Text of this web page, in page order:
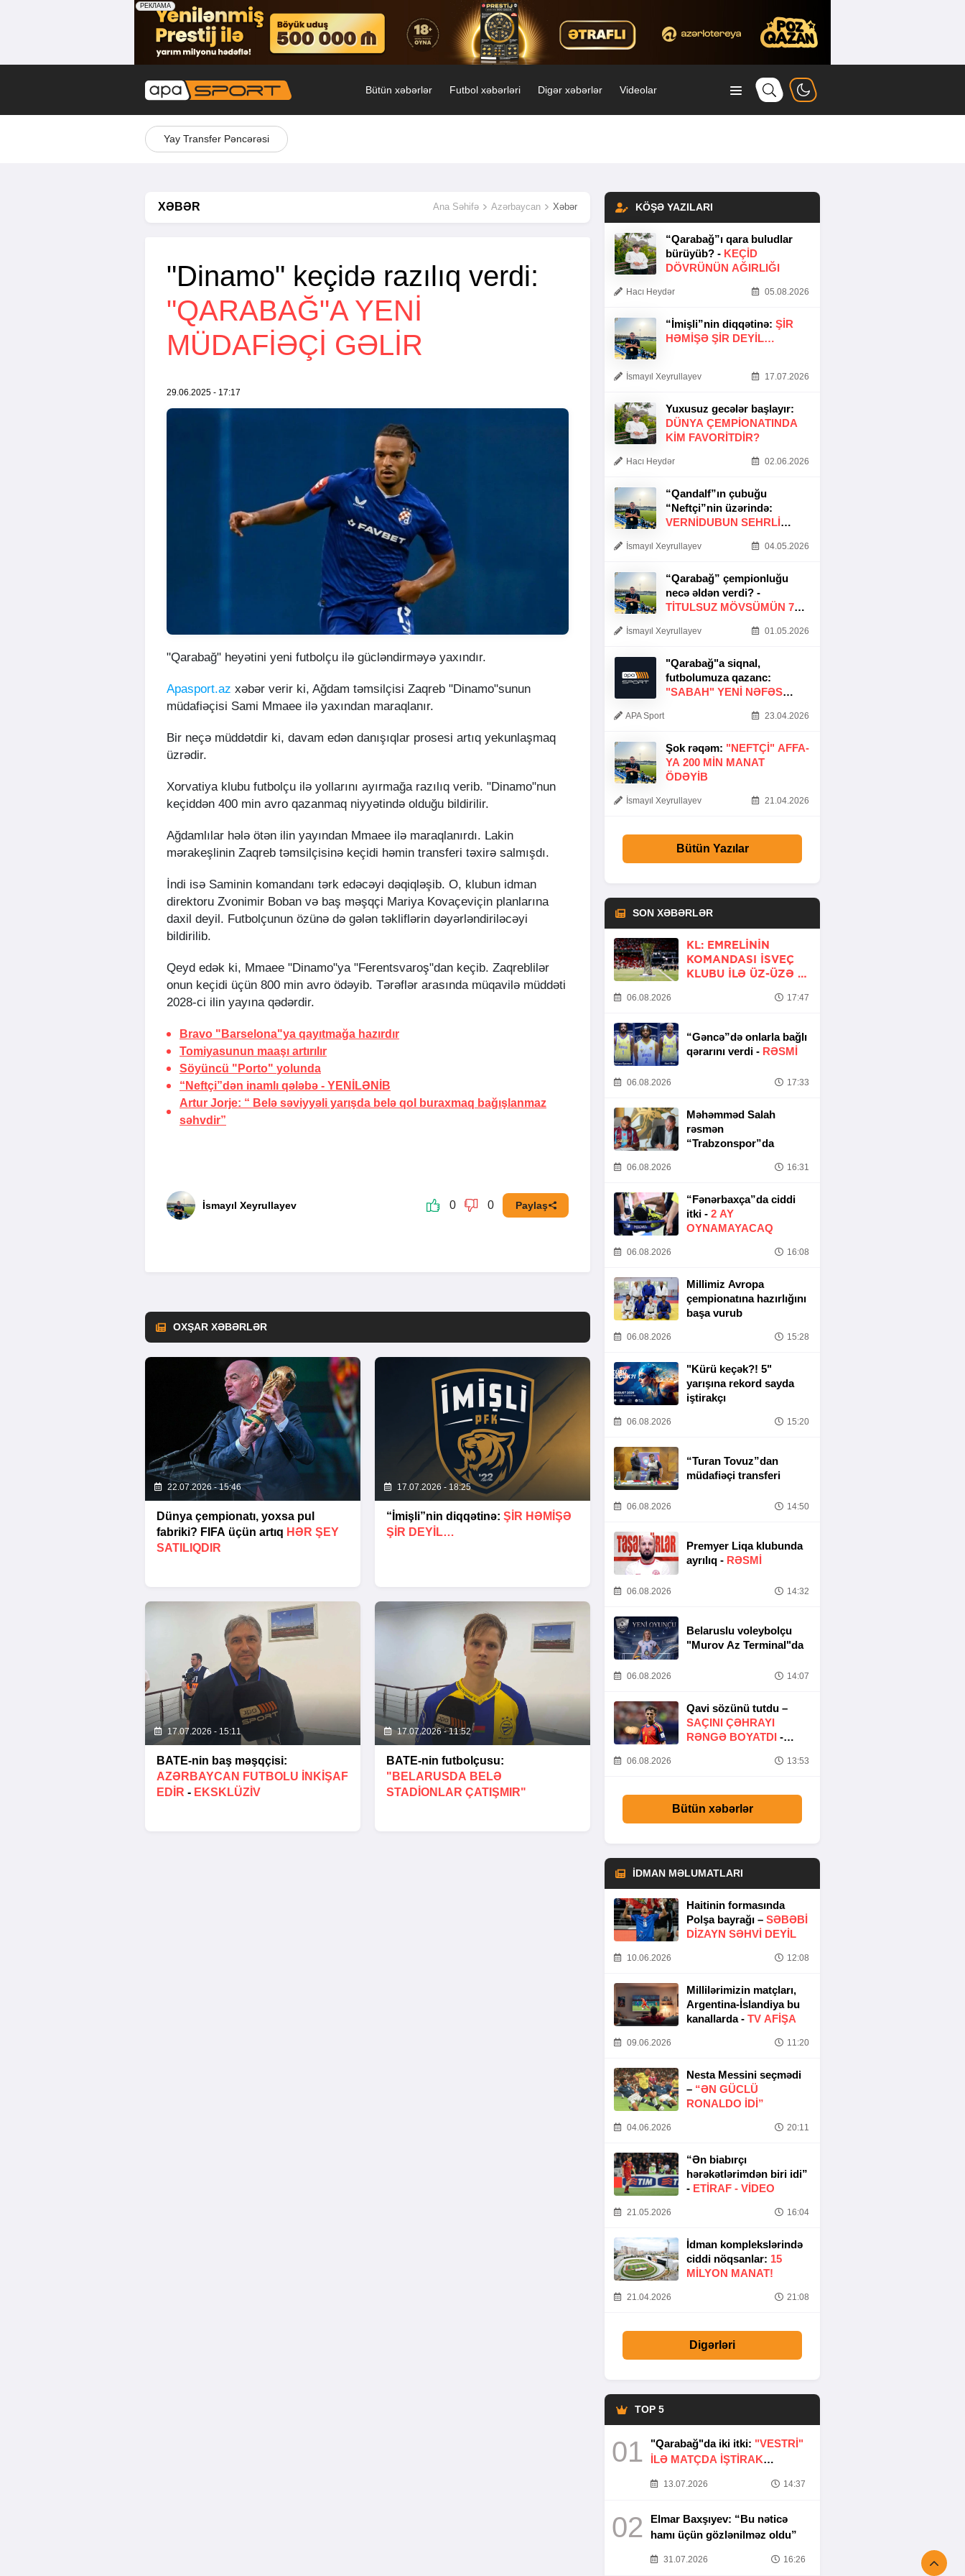
Bütün xəbərlər Futbol xəbərləri Digər xəbərlər Videolar
Yay Transfer Pəncərəsi
XƏBƏR Ana Səhifə Azərbaycan Xəbər
"Dinamo" keçidə razılıq verdi:
"QARABAĞ"A YENI
MÜDAFIƏÇI GƏLIR
29.06.2025 - 17:17
"Qarabağ" heyətini yeni futbolçu ilə gücləndirməyə yaxındır.
Apasport.az xəbər verir ki, Ağdam təmsilçisi Zaqreb "Dinamo"sunun
müdafiəçisi Sami Mmaee ilə yaxından maraqlanır.
Bir neçə müddətdir ki, davam edən danışıqlar prosesi artıq yekunlaşmaq
üzrədir.
Xorvatiya klubu futbolçu ilə yollarını ayırmağa razılıq verib. "Dinamo"nun
keçiddən 400 min avro qazanmaq niyyətində olduğu bildirilir.
Ağdamlılar hələ ötən ilin yayından Mmaee ilə maraqlanırdı. Lakin
mərakeşlinin Zaqreb təmsilçisinə keçidi həmin transferi təxirə salmışdı.
İndi isə Saminin komandanı tərk edəcəyi dəqiqləşib. O, klubun idman
direktoru Zvonimir Boban və baş məşqçi Mariya Kovaçeviçin planlarına
daxil deyil. Futbolçunun özünə də gələn təkliflərin dəyərləndiriləcəyi
bildirilib.
Qeyd edək ki, Mmaee "Dinamo"ya "Ferentsvaroş"dan keçib. Zaqreblilər
onun keçidi üçün 800 min avro ödəyib. Tərəflər arasında müqavilə müddəti
2028-ci ilin yayına qədərdir.
Bravo "Barselona"ya qayıtmağa hazırdır
Tomiyasunun maaşı artırılır
Söyüncü "Porto" yolunda
“Neftçi”dən inamlı qələbə - YENİLƏNİB
Artur Jorje: “ Belə səviyyəli yarışda belə qol buraxmaq bağışlanmaz
səhvdir”
İsmayıl Xeyrullayev 0 0 Paylaş
OXŞAR XƏBƏRLƏR
22.07.2026 - 15:46
Dünya çempionatı, yoxsa pul
fabriki? FIFA üçün artıq HƏR ŞEY
SATILIQDIR
17.07.2026 - 18:25
“İmişli”nin diqqətinə: ŞIR HƏMIŞƏ
ŞIR DEYIL…
17.07.2026 - 15:11
BATE-nin baş məşqçisi:
AZƏRBAYCAN FUTBOLU INKIŞAF
EDIR - EKSKLÜZİV
17.07.2026 - 11:52
BATE-nin futbolçusu:
"BELARUSDA BELƏ
STADIONLAR ÇATIŞMIR"
KÖŞƏ YAZILARI
“Qarabağ”ı qara buludlar
bürüyüb? - KEÇID
DÖVRÜNÜN AĞIRLIĞI
Hacı Heydər 05.08.2026
“İmişli”nin diqqətinə: ŞIR
HƏMIŞƏ ŞIR DEYIL…
İsmayıl Xeyrullayev 17.07.2026
Yuxusuz gecələr başlayır:
DÜNYA ÇEMPIONATINDA
KIM FAVORITDIR?
Hacı Heydər 02.06.2026
“Qandalf”ın çubuğu
“Neftçi”nin üzərində:
VERNİDUBUN SEHRLİ
İsmayıl Xeyrullayev 04.05.2026
“Qarabağ” çempionluğu
necə əldən verdi? -
TITULSUZ MÖVSÜMÜN 7
İsmayıl Xeyrullayev 01.05.2026
"Qarabağ"a siqnal,
futbolumuza qazanc:
"SABAH" YENI NƏFƏS
APA Sport 23.04.2026
Şok rəqəm: "NEFTÇI" AFFA-
YA 200 MIN MANAT
ÖDƏYIB
İsmayıl Xeyrullayev 21.04.2026
Bütün Yazılar
SON XƏBƏRLƏR
KL: EMRELININ
KOMANDASI İSVEÇ
KLUBU ILƏ ÜZ-ÜZƏ -
06.08.2026 17:47
“Gəncə”də onlarla bağlı
qərarını verdi - RƏSMİ
06.08.2026 17:33
Məhəmməd Salah
rəsmən
“Trabzonspor”da
06.08.2026 16:31
“Fənərbaxça”da ciddi
itki - 2 AY
OYNAMAYACAQ
06.08.2026 16:08
Millimiz Avropa
çempionatına hazırlığını
başa vurub
06.08.2026 15:28
"Kürü keçək?! 5"
yarışına rekord sayda
iştirakçı
06.08.2026 15:20
“Turan Tovuz”dan
müdafiəçi transferi
06.08.2026 14:50
Premyer Liqa klubunda
ayrılıq - RƏSMİ
06.08.2026 14:32
Belaruslu voleybolçu
"Murov Az Terminal"da
06.08.2026 14:07
Qavi sözünü tutdu –
SAÇINI ÇƏHRAYI
RƏNGƏ BOYATDI -
06.08.2026 13:53
Bütün xəbərlər
İDMAN MƏLUMATLARI
Haitinin formasında
Polşa bayrağı – SƏBƏBI
DIZAYN SƏHVI DEYIL
10.06.2026 12:08
Millilərimizin matçları,
Argentina-İslandiya bu
kanallarda - TV AFİŞA
09.06.2026 11:20
Nesta Messini seçmədi
– “ƏN GÜCLÜ
RONALDO IDI”
04.06.2026 20:11
“Ən biabırçı
hərəkətlərimdən biri idi”
- ETIRAF - VİDEO
21.05.2026 16:04
İdman komplekslərində
ciddi nöqsanlar: 15
MILYON MANAT!
21.04.2026 21:08
Digərləri
TOP 5
01 "Qarabağ"da iki itki: "VESTRİ"
İLƏ MATÇDA İŞTİRAK
13.07.2026 14:37
02
Elmar Baxşıyev: “Bu nəticə
hamı üçün gözlənilməz oldu”
31.07.2026 16:26